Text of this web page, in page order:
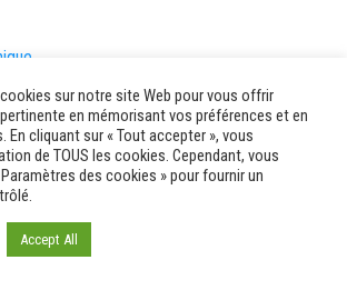
sur notre site Web pour vous offrir
en mémorisant vos préférences et en
cliquant sur « Tout accepter », vous
de TOUS les cookies. Cependant, vous
des cookies » pour fournir un
Accept All